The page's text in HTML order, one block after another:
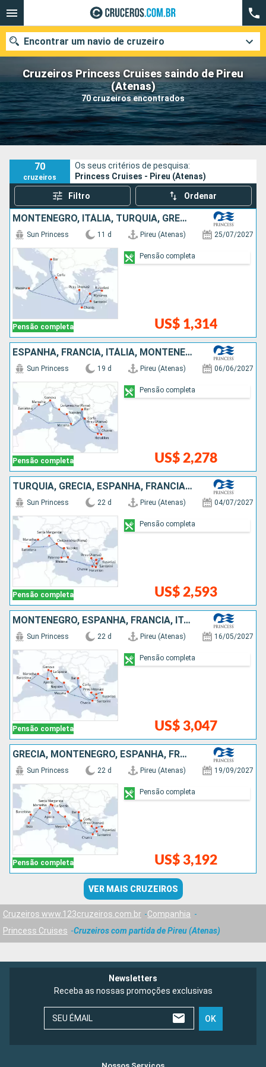
Cruzeiros Princess Cruises saindo de Pireu
(Atenas)
70 cruzeiros encontrados
Encontrar um navio de cruzeiro
Quando ir?
Data de partida
Cidades Companhias
Pesquisar
70
cruzeiros
Os seus critérios de pesquisa:
Princess Cruises - Pireu (Atenas)
Filtro Ordenar
MONTENEGRO, ITÁLIA, TURQUIA, GRÉCIA
Pensão completa
Sun Princess 11 d Pireu (Atenas) 25/07/2027
US$ 1,314
Pensão completa
ESPANHA, FRANCIA, ITÁLIA, MONTENEGRO, GRÉCIA
Pensão completa
Sun Princess 19 d Pireu (Atenas) 06/06/2027
US$ 2,278
Pensão completa
TURQUIA, GRÉCIA, ESPANHA, FRANCIA, ITÁLIA
Pensão completa
Sun Princess 22 d Pireu (Atenas) 04/07/2027
US$ 2,593
Pensão completa
MONTENEGRO, ESPANHA, FRANCIA, ITÁLIA, GRÉCIA, TURQUIA
Pensão completa
Sun Princess 22 d Pireu (Atenas) 16/05/2027
US$ 3,047
Pensão completa
GRÉCIA, MONTENEGRO, ESPANHA, FRANCIA, ITÁLIA, TURQUIA
Pensão completa
Sun Princess 22 d Pireu (Atenas) 19/09/2027
US$ 3,192
Pensão completa
VER MAIS CRUZEIROS
Cruzeiros www.123cruzeiros.com.br
Companhia
Princess Cruises
Cruzeiros com partida de Pireu (Atenas)
Newsletters
Receba as nossas promoções exclusivas
SEU ÉMAIL OK